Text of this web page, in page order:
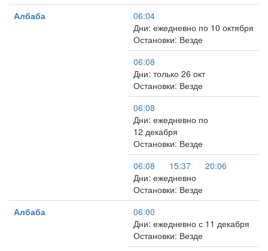
Албаба
06:04
Дни: ежедневно по 10 октября
Остановки: Везде
06:08
Дни: только 26 окт
Остановки: Везде
06:08
Дни: ежедневно по
12 декабря
Остановки: Везде
06:08
15:37
20:06
Дни: ежедневно
Остановки: Везде
Албаба
06:00
Дни: ежедневно с 11 декабря
Остановки: Везде